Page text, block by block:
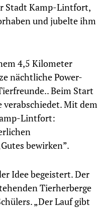
Stadt Kamp-Lintfort,
und jubelte ihm
4,5 Kilometer
nächtliche Power-
Beim Start
verabschiedet. Mit dem
Lintfort:
bewirken”.
Idee begeistert. Der
Tierherberge
„Der Lauf gibt